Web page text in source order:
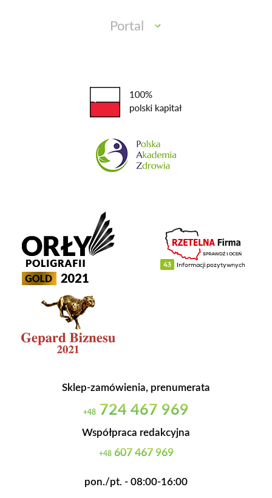
Portal
Sklep-zamówienia, prenumerata
+48 724 467 969
Współpraca redakcyjna
+48607 467 969
pon./pt. - 08:00-16:00